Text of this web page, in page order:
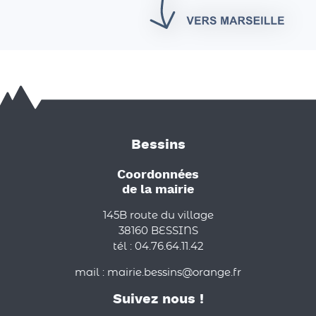
Bessins
Coordonnées
de la mairie
145B route du village
38160 BESSINS
tél : 04.76.64.11.42
mail : mairie.bessins@orange.fr
Suivez nous !